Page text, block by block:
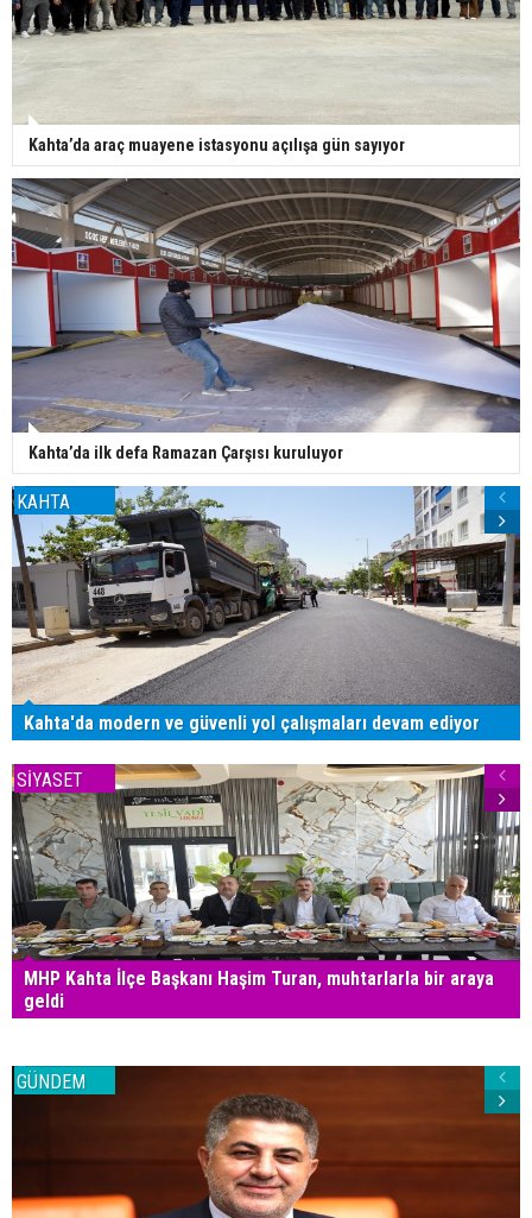
Kahta’da araç muayene istasyonu açılışa gün sayıyor
Kahta’da ilk defa Ramazan Çarşısı kuruluyor
KAHTA
Kahta'da modern ve güvenli yol çalışmaları devam ediyor
SİYASET
MHP Kahta İlçe Başkanı Haşim Turan, muhtarlarla bir araya
geldi
GÜNDEM